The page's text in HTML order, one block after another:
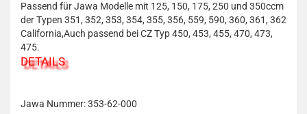
Passend für Jawa Modelle mit 125, 150, 175, 250 und 350ccm
der Typen 351, 352, 353, 354, 355, 356, 559, 590, 360, 361, 362
California,Auch passend bei CZ Typ 450, 453, 455, 470, 473,
475.
DETAILS
Jawa Nummer: 353-62-000